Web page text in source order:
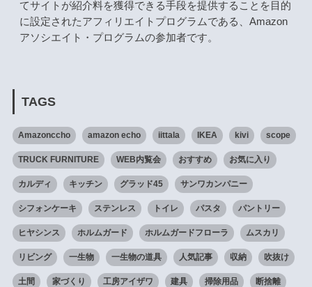
てサイトが紹介料を獲得できる手段を提供することを目的
に設定されたアフィリエイトプログラムである、Amazon
アソシエイト・プログラムの参加者です。
TAGS
Amazonccho amazon echo iittala IKEA kivi scope
TRUCK FURNITURE WEB内覧会 おすすめ お気に入り
カルディ キッチン グラッド45 サンワカンパニー
シフォンケーキ ステンレス トイレ パスタ パントリー
ヒヤシンス ホルムガード ホルムガードフローラ ムスカリ
リビング 一生物 一生物の道具 人気記事 収納 吹抜け
土間 家づくり 工房アイザワ 建具 掃除用品 断捨離